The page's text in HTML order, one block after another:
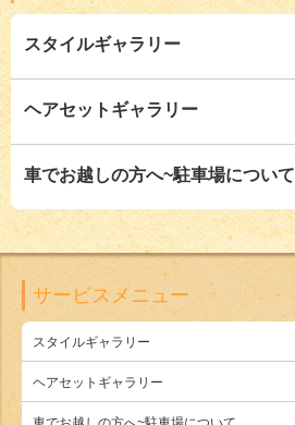
スタイルギャラリー
ヘアセットギャラリー
車でお越しの方へ~駐車場について
サービスメニュー
スタイルギャラリー
ヘアセットギャラリー